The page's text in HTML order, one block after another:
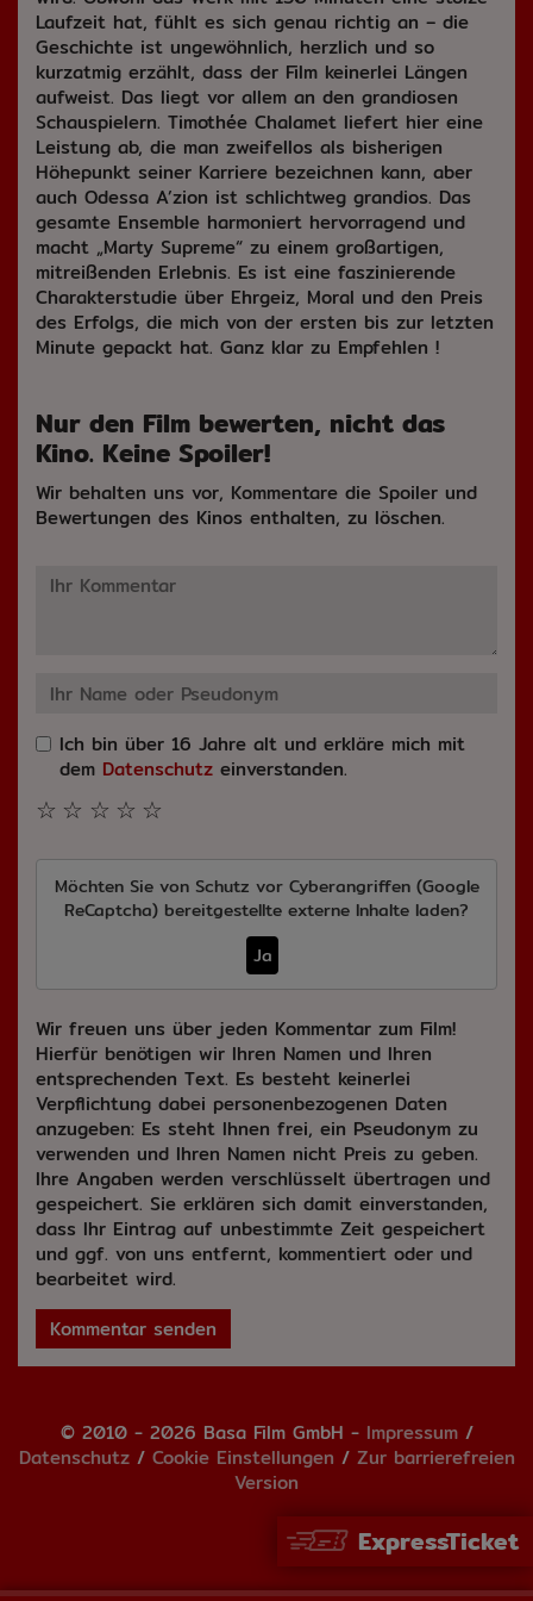
ExpressTicket
Laufzeit hat, fühlt es sich genau richtig an – die
Geschichte ist ungewöhnlich, herzlich und so
kurzatmig erzählt, dass der Film keinerlei Längen
aufweist. Das liegt vor allem an den grandiosen
Schauspielern. Timothée Chalamet liefert hier eine
Leistung ab, die man zweifellos als bisherigen
Höhepunkt seiner Karriere bezeichnen kann, aber
auch Odessa A’zion ist schlichtweg grandios. Das
gesamte Ensemble harmoniert hervorragend und
macht „Marty Supreme“ zu einem großartigen,
mitreißenden Erlebnis. Es ist eine faszinierende
Charakterstudie über Ehrgeiz, Moral und den Preis
des Erfolgs, die mich von der ersten bis zur letzten
Minute gepackt hat. Ganz klar zu Empfehlen !
Nur den Film bewerten, nicht das
Kino. Keine Spoiler!
Wir behalten uns vor, Kommentare die Spoiler und
Bewertungen des Kinos enthalten, zu löschen.
Ich bin über 16 Jahre alt und erkläre mich mit
dem Datenschutz einverstanden.
☆
☆
☆
☆
☆
Möchten Sie von Schutz vor Cyberangriffen (Google
ReCaptcha) bereitgestellte externe Inhalte laden?
Ja
Wir freuen uns über jeden Kommentar zum Film!
Hierfür benötigen wir Ihren Namen und Ihren
entsprechenden Text. Es besteht keinerlei
Verpflichtung dabei personenbezogenen Daten
anzugeben: Es steht Ihnen frei, ein Pseudonym zu
verwenden und Ihren Namen nicht Preis zu geben.
Ihre Angaben werden verschlüsselt übertragen und
gespeichert. Sie erklären sich damit einverstanden,
dass Ihr Eintrag auf unbestimmte Zeit gespeichert
und ggf. von uns entfernt, kommentiert oder und
bearbeitet wird.
Kommentar senden
© 2010 - 2026 Basa Film GmbH - Impressum/
Datenschutz/ Cookie Einstellungen / Zur barrierefreien
Version